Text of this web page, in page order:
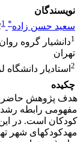
نویسندگان
سعید حسن زاده*
1
1دانشیار گروه
تهران
2 استادیار دانشگاه
چکیده
هدف پژوهش حاضر
مفهومی رابطه رشد
مهدکودک­های شهر